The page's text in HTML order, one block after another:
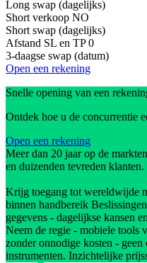
Long swap (dagelijks)
Short verkoop NO
Short swap (dagelijks)
Afstand SL en TP 0
3-daagse swap (datum)
Open een rekening
Snelle opening van een
Ontdek hoe u de concurrentie
Open een rekening
Meer dan 20 jaar op de
en duizenden tevreden
Krijg toegang tot wereldwijde
binnen handbereik
gegevens - dagelijkse kansen
Neem de regie - mobiele tools
zonder onnodige kosten -
instrumenten. Inzichtelijke